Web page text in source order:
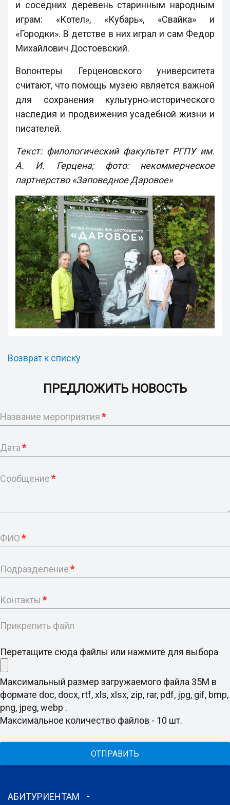
и соседних деревень старинным народным
играм: «Котел», «Кубарь», «Свайка» и
«Городки». В детстве в них играл и сам Федор
Михайлович Достоевский.
Волонтеры Герценовского университета
считают, что помощь музею является важной
для сохранения культурно-исторического
наследия и продвижения усадебной жизни и
писателей.
Текст: филологический факультет РГПУ им.
А. И. Герцена; фото: некоммерческое
партнерство «Заповедное Даровое»
Возврат к списку
ПРЕДЛОЖИТЬ НОВОСТЬ
Название мероприятия*
Дата*
Сообщение*
ФИО*
Подразделение*
Контакты *
Прикрепить файл
Перетащите сюда файлы или нажмите для выбора
Максимальный размер загружаемого файла 35M в
формате doc, docx, rtf, xls, xlsx, zip, rar, pdf, jpg, gif, bmp,
png, jpeg, webp .
Максимальное количество файлов - 10 шт.
ОТПРАВИТЬ
АБИТУРИЕНТАМ